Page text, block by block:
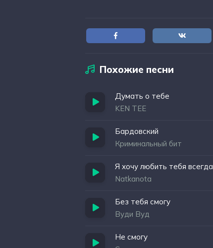
Похожие песни
Думать о тебе
KEN TEE
Бардовский
Криминальный бит
Я хочу любить тебя всегда
Natkanota
Без тебя смогу
Вуди Вуд
Не смогу